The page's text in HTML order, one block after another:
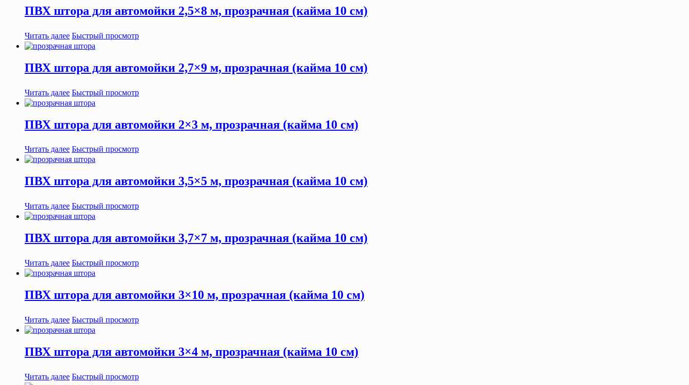
ПВХ штора для автомойки 2,5×8 м, прозрачная (кайма 10 см)
Читать далее Быстрый просмотр
ПВХ штора для автомойки 2,7×9 м, прозрачная (кайма 10 см)
Читать далее Быстрый просмотр
ПВХ штора для автомойки 2×3 м, прозрачная (кайма 10 см)
Читать далее Быстрый просмотр
ПВХ штора для автомойки 3,5×5 м, прозрачная (кайма 10 см)
Читать далее Быстрый просмотр
ПВХ штора для автомойки 3,7×7 м, прозрачная (кайма 10 см)
Читать далее Быстрый просмотр
ПВХ штора для автомойки 3×10 м, прозрачная (кайма 10 см)
Читать далее Быстрый просмотр
ПВХ штора для автомойки 3×4 м, прозрачная (кайма 10 см)
Читать далее Быстрый просмотр